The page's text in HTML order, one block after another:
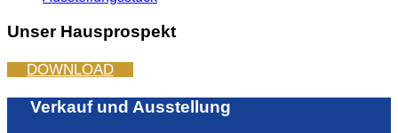
Unser Hausprospekt
DOWNLOAD
Verkauf und Ausstellung